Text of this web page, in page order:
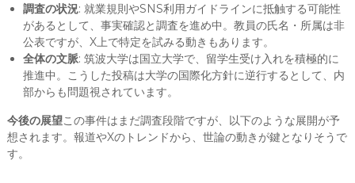
調査の状況: 就業規則やSNS利用ガイドラインに抵触する可能性
があるとして、事実確認と調査を進め中。教員の氏名・所属は非
公表ですが、X上で特定を試みる動きもあります。
全体の文脈: 筑波大学は国立大学で、留学生受け入れを積極的に
推進中。こうした投稿は大学の国際化方針に逆行するとして、内
部からも問題視されています。
今後の展望この事件はまだ調査段階ですが、以下のような展開が予
想されます。報道やXのトレンドから、世論の動きが鍵となりそうで
す。